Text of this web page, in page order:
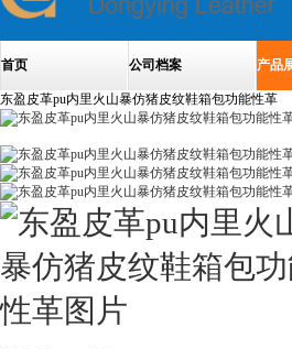
首页 公司档案 产品
东盈皮革pu内里火山暴仿猪皮纹鞋箱包功能性革